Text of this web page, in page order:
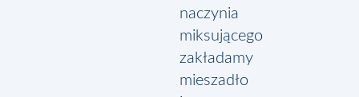
naczynia
miksującego
zakładamy
mieszadło